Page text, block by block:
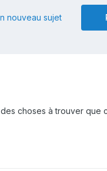
nouveau sujet
choses à trouver que